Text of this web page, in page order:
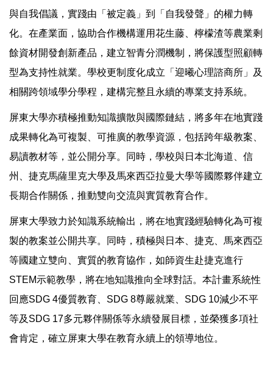
與自我倡議，實踐由「被定義」到「自我發聲」的權力轉
化。在產業面，協助合作機構運用花生藤、檸檬渣等農業剩
餘資材開發創新產品，建立智青分潤機制，將保護型照顧轉
型為支持性就業。學校更制度化成立「迎曦心理諮商所」及
相關跨領域學分學程，建構完整且永續的專業支持系統。
屏東大學亦積極推動知識擴散與國際鏈結，將多年在地實踐
成果轉化為可複製、可推廣的教學資源，包括跨年級教案、
易讀教材等，並公開分享。同時，學校與日本北海道、信
州、捷克馬薩里克大學及馬來西亞拉曼大學等國際夥伴建立
長期合作關係，推動雙向交流與實質教育合作。
屏東大學致力於知識系統輸出，將在地實踐經驗轉化為可複
製的教案並公開共享。同時，積極與日本、捷克、馬來西亞
等國建立雙向、實質的教育協作，如師資生赴捷克進行
STEM示範教學，將在地知識推向全球對話。本計畫系統性
回應SDG 4優質教育、SDG 8尊嚴就業、SDG 10減少不平
等及SDG 17多元夥伴關係等永續發展目標，並榮獲多項社
會肯定，確立屏東大學在教育永續上的領導地位。